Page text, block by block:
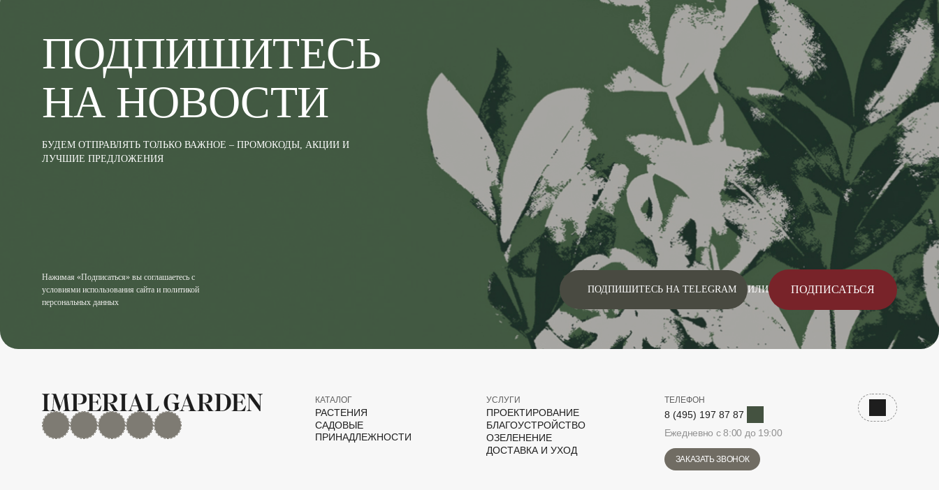
ПОДПИШИТЕСЬ
НА НОВОСТИ
БУДЕМ ОТПРАВЛЯТЬ ТОЛЬКО ВАЖНОЕ – ПРОМОКОДЫ, АКЦИИ И
ЛУЧШИЕ ПРЕДЛОЖЕНИЯ
Нажимая «Подписаться» вы соглашаетесь с
условиями использования сайта и политикой
персональных данных
ПОДПИШИТЕСЬ НА TELEGRAM ИЛИ ПОДПИСАТЬСЯ
MAX Дзен YouTuberutubeTelegram
КАТАЛОГ
РАСТЕНИЯ
САДОВЫЕ
ПРИНАДЛЕЖНОСТИ
УСЛУГИ
ПРОЕКТИРОВАНИЕ
БЛАГОУСТРОЙСТВО
ОЗЕЛЕНЕНИЕ
ДОСТАВКА И УХОД
ТЕЛЕФОН
8 (495) 197 87 87
Ежедневно с 8:00 до 19:00
ЗАКАЗАТЬ ЗВОНОК
Наверх